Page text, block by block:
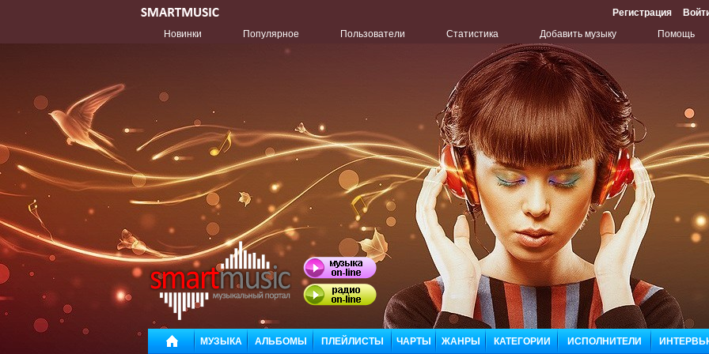
Регистрация
Новинки
Популярное Пользователи Статистика Добавить музыку Помощь
МУЗЫКА АЛЬБОМЫ ПЛЕЙЛИСТЫ ЧАРТЫ ЖАНРЫ КАТЕГОРИИ ИСПОЛНИТЕЛИ